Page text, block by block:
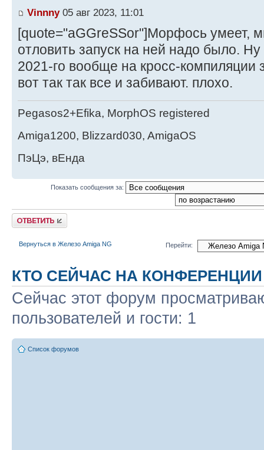
Vinnny05 авг 2023, 11:01
[quote="aGGreSSor"]Морфось умеет,
отловить запуск на ней надо было.
2021-го вообще на кросс-компиляции
вот так так все и забивают. плохо.
Pegasos2+Efika, MorphOS registered
Amiga1200, Blizzard030, AmigaOS
ПэЦэ, вЕнда
Показать сообщения за:
Ответить
Вернуться в Железо Amiga NG Перейти:
КТО СЕЙЧАС НА КОНФЕРЕНЦИИ
Сейчас этот форум
пользователей и гости: 1
Список форумов